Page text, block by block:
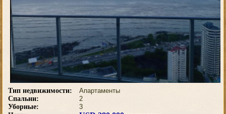
Тип недвижимости:
Апартаменты
Спальни:
2
Уборные:
3